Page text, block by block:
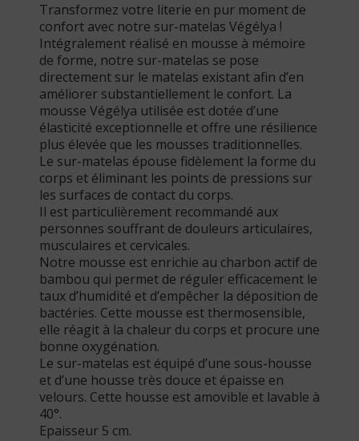
Transformez votre literie en pur moment de
confort avec notre sur-matelas Végélya !
Intégralement réalisé en mousse à mémoire
de forme, notre sur-matelas se pose
directement sur le matelas existant afin d’en
améliorer substantiellement le confort. La
mousse Végélya utilisée est dotée d’une
élasticité exceptionnelle et offre une résilience
plus élevée que les mousses traditionnelles.
Le sur-matelas épouse fidèlement la forme du
corps et éliminant les points de pressions sur
les surfaces de contact du corps.
Il est particulièrement recommandé aux
personnes souffrant de douleurs articulaires,
musculaires et cervicales.
Notre mousse est enrichie au charbon actif de
bambou qui permet de réguler efficacement le
taux d’humidité et d’empêcher la déposition de
bactéries. Cette mousse est thermosensible,
elle réagit à la chaleur du corps et procure une
bonne oxygénation.
Le sur-matelas est équipé d’une sous-housse
et d’une housse très douce et épaisse en
velours. Cette housse est amovible et lavable à
40°.
Epaisseur 5 cm.